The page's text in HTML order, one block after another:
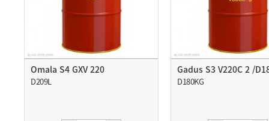
Omala S4 GXV 220
D209L
Gadus S3 V220C 2 /
D180KG